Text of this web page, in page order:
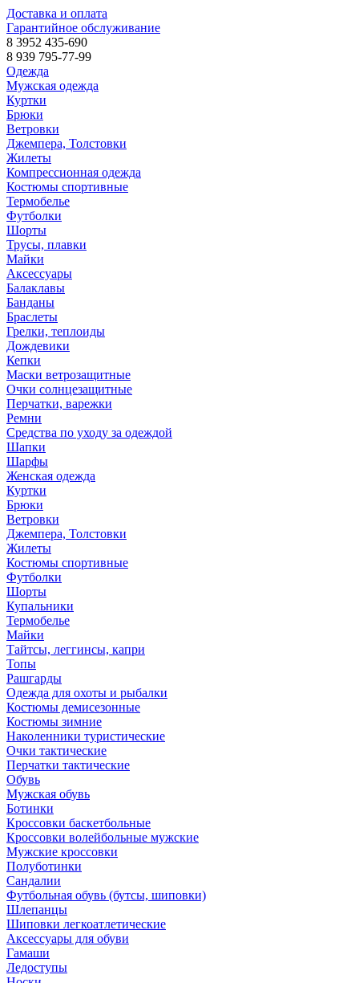
Доставка и оплата
Гарантийное обслуживание
8 3952 435-690
8 939 795-77-99
Одежда
Мужская одежда
Куртки
Брюки
Ветровки
Джемпера, Толстовки
Жилеты
Компрессионная одежда
Костюмы спортивные
Термобелье
Футболки
Шорты
Трусы, плавки
Майки
Аксессуары
Балаклавы
Банданы
Браслеты
Грелки, теплоиды
Дождевики
Кепки
Маски ветрозащитные
Очки солнцезащитные
Перчатки, варежки
Ремни
Средства по уходу за одеждой
Шапки
Шарфы
Женская одежда
Куртки
Брюки
Ветровки
Джемпера, Толстовки
Жилеты
Костюмы спортивные
Футболки
Шорты
Купальники
Термобелье
Майки
Тайтсы, леггинсы, капри
Топы
Рашгарды
Одежда для охоты и рыбалки
Костюмы демисезонные
Костюмы зимние
Наколенники туристические
Очки тактические
Перчатки тактические
Обувь
Мужская обувь
Ботинки
Кроссовки баскетбольные
Кроссовки волейбольные мужские
Мужские кроссовки
Полуботинки
Сандалии
Футбольная обувь (бутсы, шиповки)
Шлепанцы
Шиповки легкоатлетические
Аксессуары для обуви
Гамаши
Ледоступы